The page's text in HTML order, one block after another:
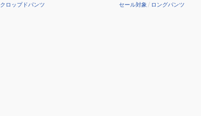
クロップドパンツ セール対象 / ロングパンツ